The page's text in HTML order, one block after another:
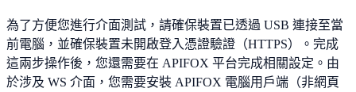
為了方便您進行介面測試，請確保裝置已透過 USB 連接至當
前電腦，並確保裝置未開啟登入憑證驗證（HTTPS）。完成
這兩步操作後，您還需要在 APIFOX 平台完成相關設定。由
於涉及 WS 介面，您需要安裝 APIFOX 電腦用戶端（非網頁